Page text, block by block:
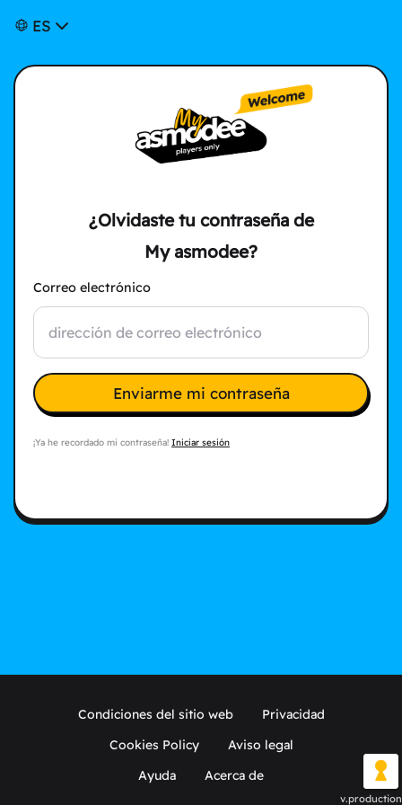
ES
¿Olvidaste tu contraseña de
My asmodee?
Correo electrónico
Enviarme mi contraseña
¡Ya he recordado mi contraseña! Iniciar sesión
Condiciones del sitio web
Privacidad
Cookies Policy
Aviso legal
Ayuda
Acerca de
v.production